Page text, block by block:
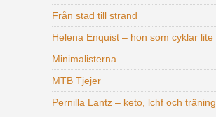
Från stad till strand
Helena Enquist – hon som cyklar lite
Minimalisterna
MTB Tjejer
Pernilla Lantz – keto, lchf och träning